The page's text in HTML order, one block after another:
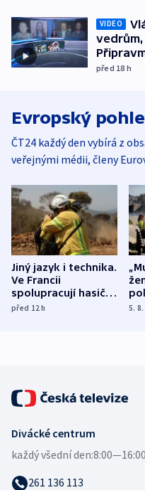
VIDEO
před 18 h
Evropský
ČT24 každý den vybírá z
veřejnými médii, členy
Jiný jazyk i technika.
Ve Francii
spolupracují hasiči z
různých zemí
před 12h 5.
Divácké centrum
každý všední den:
261 136 113